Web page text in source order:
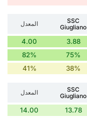
SSC
Giugliano
المعدل
3.88
4.00
75%
82%
38%
41%
SSC
Giugliano
المعدل
13.78
14.00